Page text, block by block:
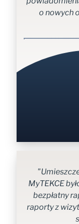
o nowych
MyTEKCE
bezpłatny
raporty z